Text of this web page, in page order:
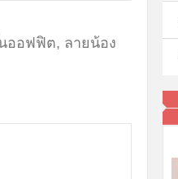
นออฟฟิต, ลายน้อง